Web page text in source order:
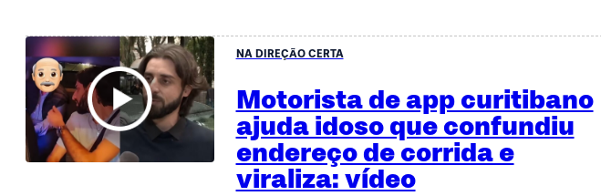
NA DIREÇÃO CERTA
Motorista de app curitibano
ajuda idoso que confundiu
endereço de corrida e
viraliza: vídeo